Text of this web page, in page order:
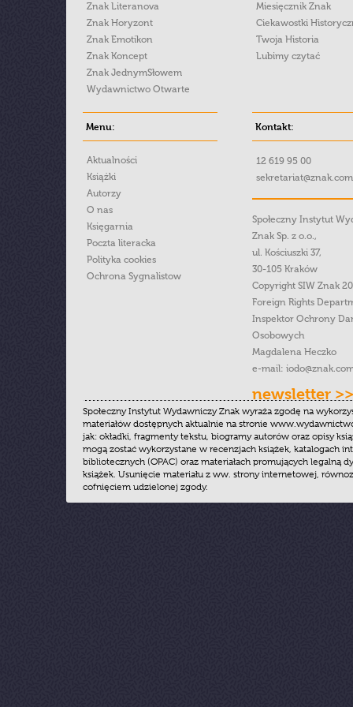
Znak Literanova
Znak Horyzont
Znak Emotikon
Znak Koncept
Znak JednymSłowem
Wydawnictwo Otwarte
Miesięcznik Znak
Ciekawostki
Twoja Historia
Lubimy czytać
Menu:
Aktualności
Książki
Autorzy
O nas
Księgarnia
Poczta literacka
Polityka cookies
Ochrona Sygnalistow
Kontakt:
12 619 95 00
Społeczny Instytut
Znak Sp. z o.o.,
ul. Kościuszki 37,
30-105 Kraków
Copyright SIW Znak
Foreign Rights
Inspektor Ochrony
Osobowych
Magdalena Heczko
e-mail:
newsletter >>
Społeczny Instytut Wydawniczy Znak wyraża zgodę na
materiałów dostępnych aktualnie na stronie
jak: okładki, fragmenty tekstu, biogramy autorów oraz opisy
mogą zostać wykorzystane w recenzjach książek, katalogach
bibliotecznych (OPAC) oraz materiałach promujących legalną
książek. Usunięcie materiału z ww. strony internetowej,
cofnięciem udzielonej zgody.